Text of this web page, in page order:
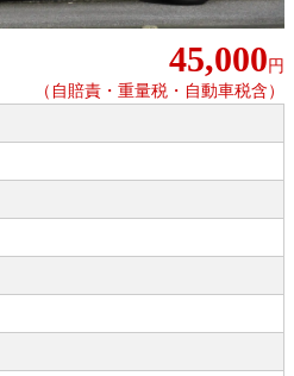
45,000 円
（自賠責・重量税・自動車税含）